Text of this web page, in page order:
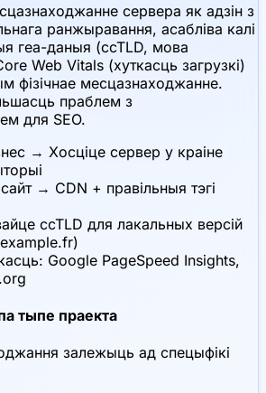
сервера як адзін з
ранжыравання, асабліва калі
геа-даныя (ccTLD, мова
Web Vitals (хуткасць загрузкі)
фізічнае месцазнаходжанне.
праблем з
для SEO.
→ Хосціце сервер у краіне
→ CDN + правільныя тэгі
ccTLD для лакальных версій
Google PageSpeed Insights,
тыпе праекта
залежыць ад спецыфікі